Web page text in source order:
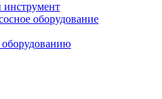
инструмент
оборудование